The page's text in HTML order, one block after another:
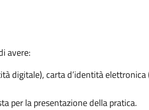
avere:
digitale), carta d’identità elettronica
per la presentazione della pratica.